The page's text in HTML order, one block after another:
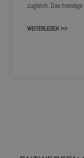
zugleich. Das
WEITERLESEN >>